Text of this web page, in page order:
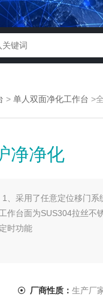
> 单人双面净化工作台 >
净净化
、采用了任意定位移门系
作台面为SUS304拉丝不
时功能
厂商性质： 生产厂